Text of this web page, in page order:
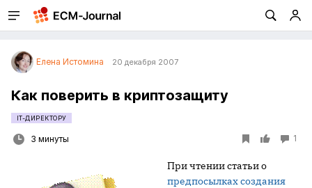
Елена Истомина 20 декабря 2007
Как поверить в криптозащиту
IT-ДИРЕКТОРУ
3 минуты 1
При чтении статьи о
предпосылках создания